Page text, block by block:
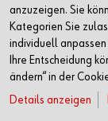
Verkauf nur an
anzuzeigen. Sie
Kategorien Sie
individuell anpassen
Ihre Entscheidung
ändern“ in der
Details anzeigen